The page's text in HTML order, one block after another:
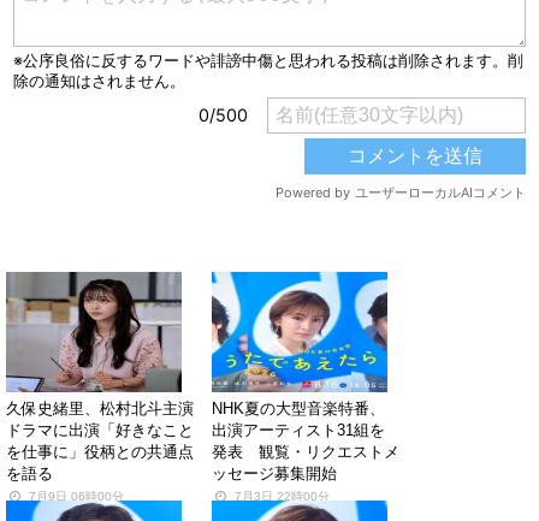
久保史緒里、松村北斗主演
ドラマに出演「好きなこと
を仕事に」役柄との共通点
を語る
7月9日 06時00分
NHK夏の大型音楽特番、
出演アーティスト31組を
発表 観覧・リクエストメ
ッセージ募集開始
7月3日 22時00分